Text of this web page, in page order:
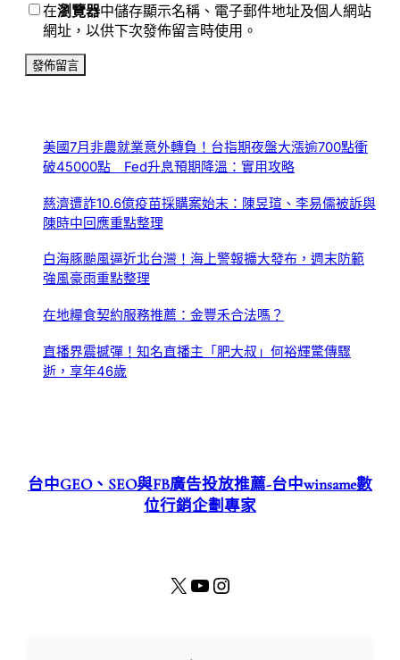
在瀏覽器中儲存顯示名稱、電子郵件地址及個人網站
網址，以供下次發佈留言時使用。
美國7月非農就業意外轉負！台指期夜盤大漲逾700點衝
破45000點 Fed升息預期降溫：實用攻略
慈濟遭詐10.6億疫苗採購案始末：陳昱瑄、李易儒被訴與
陳時中回應重點整理
白海豚颱風逼近北台灣！海上警報擴大發布，週末防範
強風豪雨重點整理
在地糧食契約服務推薦：金豐禾合法嗎？
直播界震撼彈！知名直播主「肥大叔」何裕輝驚傳驟
逝，享年46歲
台中GEO、SEO與FB廣告投放推薦-台中winsame數
位行銷企劃專家
X YouTube Instagram